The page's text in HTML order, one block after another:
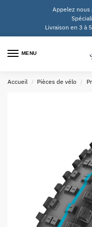
Appelez nous
Livraison en 3 à
MENU
Accueil / Pièces de vélo /